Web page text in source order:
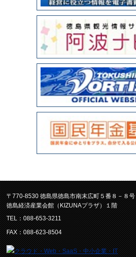
〒770-8530 徳島県徳島市南末広町５番８－８号
徳島経済産業会館（KIZUNAプラザ）１階
TEL：088-653-3211
FAX：088-623-8504